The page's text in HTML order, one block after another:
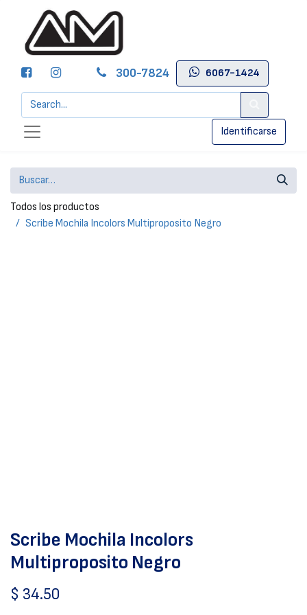
300-7824 6067-1424
Identificarse
Todos los productos
Scribe Mochila Incolors Multiproposito Negro
Scribe Mochila Incolors
Multiproposito Negro
$ 34.50